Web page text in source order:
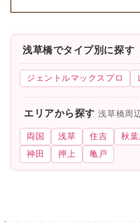
浅草橋でタイプ別に探す
ジェントルマックスプロ
エリアから探す浅草橋周
両国 浅草 住吉 秋葉
神田
押上 亀戸